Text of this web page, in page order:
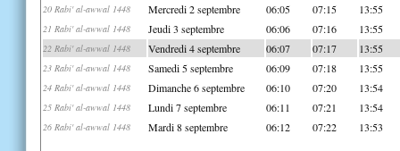
20 Rabi' al-awwal 1448 Mercredi 2 septembre 06:05 07:15 13:55
21 Rabi' al-awwal 1448 Jeudi 3 septembre 06:06 07:16 13:55
22 Rabi' al-awwal 1448 Vendredi 4 septembre 06:07 07:17 13:55
23 Rabi' al-awwal 1448 Samedi 5 septembre 06:09 07:18 13:55
24 Rabi' al-awwal 1448 Dimanche 6 septembre 06:10 07:20 13:54
25 Rabi' al-awwal 1448 Lundi 7 septembre 06:11 07:21 13:54
26 Rabi' al-awwal 1448 Mardi 8 septembre 06:12 07:22 13:53